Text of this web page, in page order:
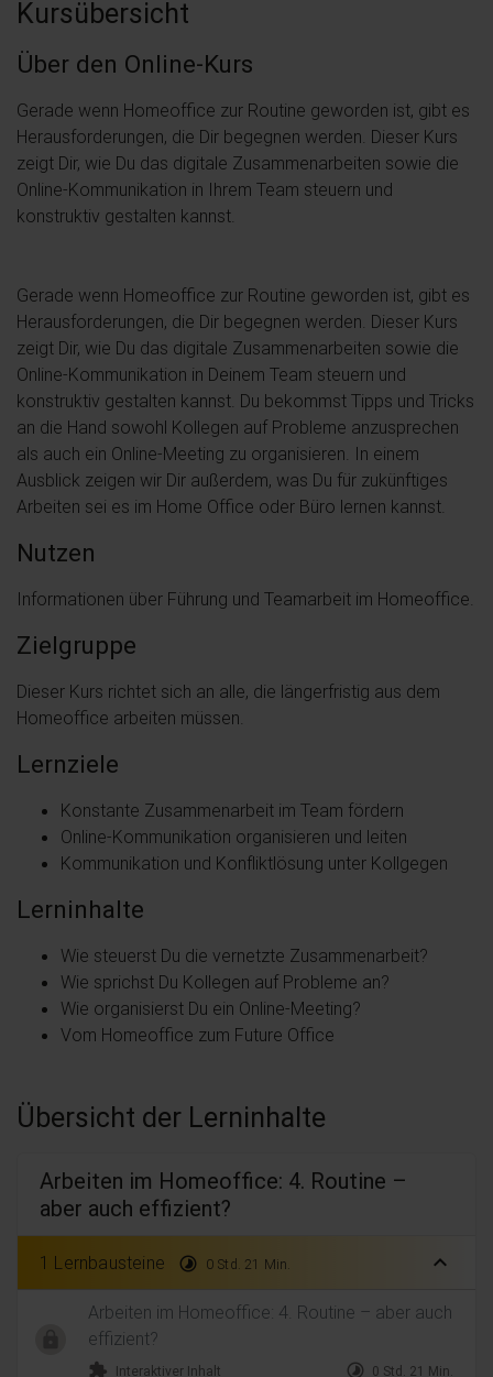
Kursübersicht
Über den Online-Kurs
Gerade wenn Homeoffice zur Routine geworden ist, gibt es
Herausforderungen, die Dir begegnen werden. Dieser Kurs
zeigt Dir, wie Du das digitale Zusammenarbeiten sowie die
Online-Kommunikation in Ihrem Team steuern und
konstruktiv gestalten kannst.
Gerade wenn Homeoffice zur Routine geworden ist, gibt es
Herausforderungen, die Dir begegnen werden. Dieser Kurs
zeigt Dir, wie Du das digitale Zusammenarbeiten sowie die
Online-Kommunikation in Deinem Team steuern und
konstruktiv gestalten kannst. Du bekommst Tipps und Tricks
an die Hand sowohl Kollegen auf Probleme anzusprechen
als auch ein Online-Meeting zu organisieren. In einem
Ausblick zeigen wir Dir außerdem, was Du für zukünftiges
Arbeiten sei es im Home Office oder Büro lernen kannst.
Nutzen
Informationen über Führung und Teamarbeit im Homeoffice.
Zielgruppe
Dieser Kurs richtet sich an alle, die längerfristig aus dem
Homeoffice arbeiten müssen.
Lernziele
Konstante Zusammenarbeit im Team fördern
Online-Kommunikation organisieren und leiten
Kommunikation und Konfliktlösung unter Kollgegen
Lerninhalte
Wie steuerst Du die vernetzte Zusammenarbeit?
Wie sprichst Du Kollegen auf Probleme an?
Wie organisierst Du ein Online-Meeting?
Vom Homeoffice zum Future Office
Übersicht der Lerninhalte
Arbeiten im Homeoffice: 4. Routine –
aber auch effizient?
1 Lernbausteine timelapse 0 Std. 21 Min. expand_less
Arbeiten im Homeoffice: 4. Routine – aber auch
effizient?
extension Interaktiver Inhalt timelapse 0 Std. 21 Min.